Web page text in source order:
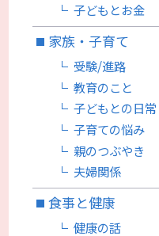
子どもとお金
家族・子育て
受験/進路
教育のこと
子どもとの日常
子育ての悩み
親のつぶやき
夫婦関係
食事と健康
健康の話